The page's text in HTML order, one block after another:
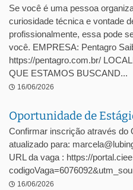
Se você é uma pessoa
curiosidade técnica e vontade
profissionalmente, essa pode
você. EMPRESA: Pentagro
https://pentagro.com.br/
QUE ESTAMOS BUSCAND...
16/06/2026
Oportunidade de
Confirmar inscrição através do
atualizado para:
URL da vaga : https://
16/06/2026